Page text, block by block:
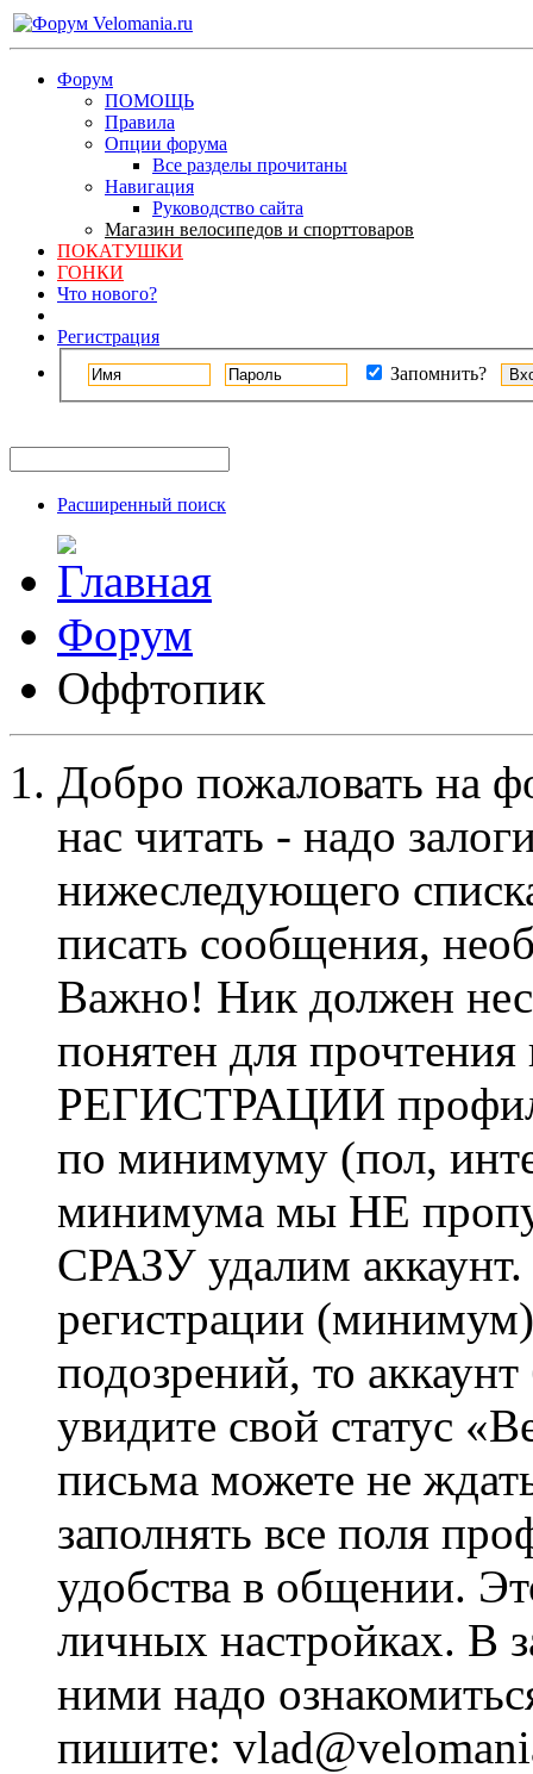
Форум
ПОМОЩЬ
Правила
Опции форума
Все разделы прочитаны
Навигация
Руководство сайта
Магазин велосипедов и спорттоваров
ПОКАТУШКИ
ГОНКИ
Что нового?
Регистрация
Запомнить?
Расширенный поиск
Форум
Оффтопик
Добро пожаловать на
нас читать - надо
нижеследующего
писать сообщения,
Важно! Ник должен
понятен для
РЕГИСТРАЦИИ профиль
по минимуму (пол,
минимума мы НЕ
СРАЗУ удалим
регистрации
подозрений, то
увидите свой статус
письма можете не
заполнять все поля
удобства в общении.
личных настройках. В
ними надо
пишите: